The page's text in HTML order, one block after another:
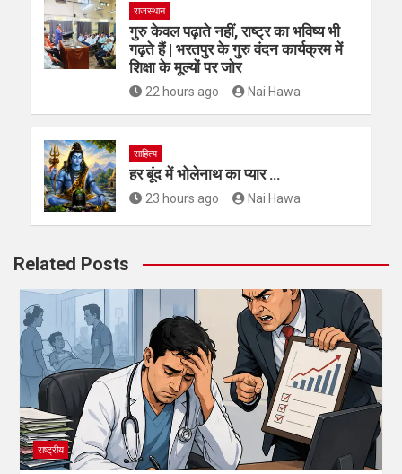
राजस्थान
गुरु केवल पढ़ाते नहीं, राष्ट्र का भविष्य भी
गढ़ते हैं | भरतपुर के गुरु वंदन कार्यक्रम में
शिक्षा के मूल्यों पर जोर
22 hours ago Nai Hawa
साहित्य
हर बूंद में भोलेनाथ का प्यार …
23 hours ago Nai Hawa
Related Posts
राष्ट्रीय